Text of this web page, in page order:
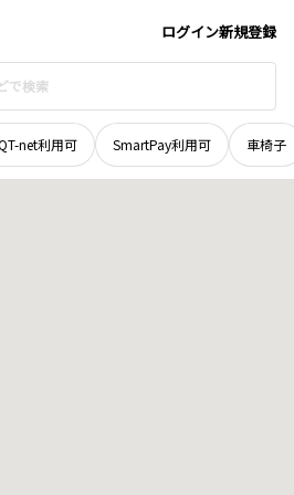
ログイン新規登録
net利用可 SmartPay利用可 車椅子